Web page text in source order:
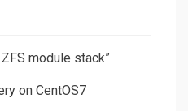
module stack”
on CentOS7